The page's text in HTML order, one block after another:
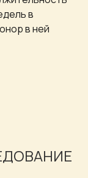
в
в ней